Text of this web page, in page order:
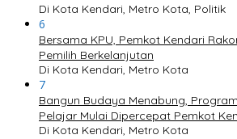
Di Kota Kendari, Metro Kota, Politik
6
Bersama KPU, Pemkot Kendari
Pemilih Berkelanjutan
Di Kota Kendari, Metro Kota
7
Bangun Budaya Menabung,
Pelajar Mulai Dipercepat Pemkot
Di Kota Kendari, Metro Kota